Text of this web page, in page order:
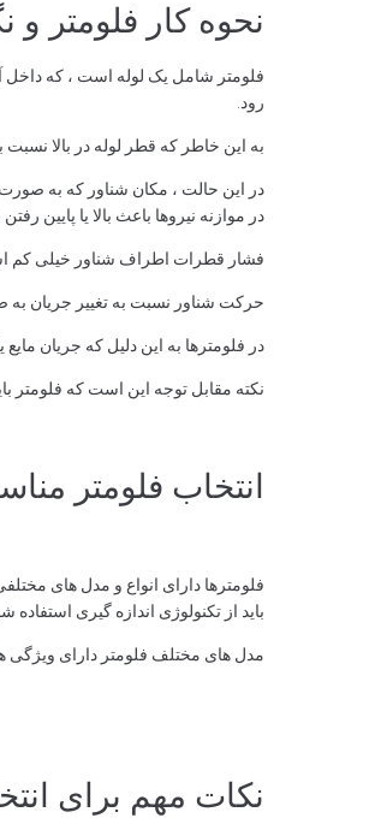
نحوه کار فلومتر و
فلومتر شامل یک لوله است ، که داخل
رود.
به این خاطر که قطر لوله در بالا
در این حالت ، مکان شناور که به
در موازنه نیروها باعث بالا یا پایین
فشار قطرات اطراف شناور خیلی کم
حرکت شناور نسبت به تغییر جریان به
در فلومترها به این دلیل که جریان
نکته مقابل توجه این است که فلومتر
انتخاب فلومتر
فلومترها دارای انواع و مدل های
باید از تکنولوژی اندازه گیری
مدل های مختلف فلومتر دارای ویژگی
نکات مهم برای